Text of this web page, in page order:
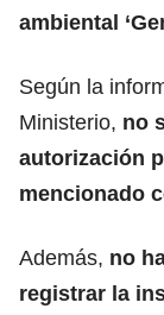
ambiental
Según la
Ministerio, no
autorización
mencionado
Además, no
registrar la